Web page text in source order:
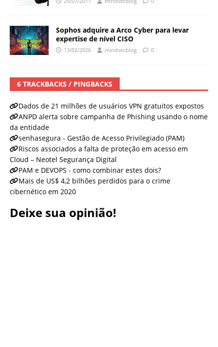
Sophos adquire a Arco Cyber para levar
expertise de nível CISO
13/02/2026 mindsecblog 0
6 TRACKBACKS / PINGBACKS
Dados de 21 milhões de usuários VPN gratuitos expostos
ANPD alerta sobre campanha de Phishing usando o nome
da entidade
senhasegura - Gestão de Acesso Privilegiado (PAM)
Riscos associados a falta de proteção em acesso em
Cloud – Neotel Segurança Digital
PAM e DEVOPS - como combinar estes dois?
Mais de US$ 4,2 bilhões perdidos para o crime
cibernético em 2020
Deixe sua opinião!